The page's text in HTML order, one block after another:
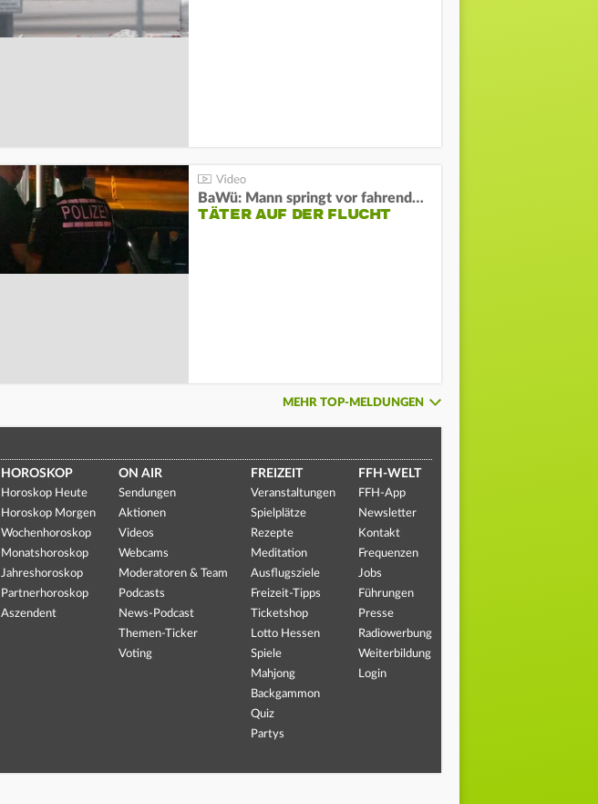
BaWü: Mann springt vor fahrendes Auto und schießt
TÄTER AUF DER FLUCHT
MEHR TOP-MELDUNGEN
HOROSKOP
Horoskop Heute
Horoskop Morgen
Wochenhoroskop
Monatshoroskop
Jahreshoroskop
Partnerhoroskop
Aszendent
ON AIR
Sendungen
Aktionen
Videos
Webcams
Moderatoren & Team
Podcasts
News-Podcast
Themen-Ticker
Voting
FREIZEIT
Veranstaltungen
Spielplätze
Rezepte
Meditation
Ausflugsziele
Freizeit-Tipps
Ticketshop
Lotto Hessen
Spiele
Mahjong
Backgammon
Quiz
Partys
FFH-WELT
FFH-App
Newsletter
Kontakt
Frequenzen
Jobs
Führungen
Presse
Radiowerbung
Weiterbildung
Login